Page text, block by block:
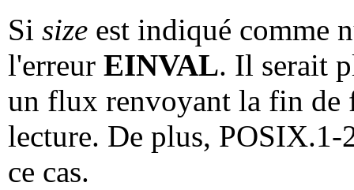
Si size est indiqué comme
l'erreur EINVAL. Il serait
un flux renvoyant la fin de
lecture. De plus, POSIX.1-
ce cas.